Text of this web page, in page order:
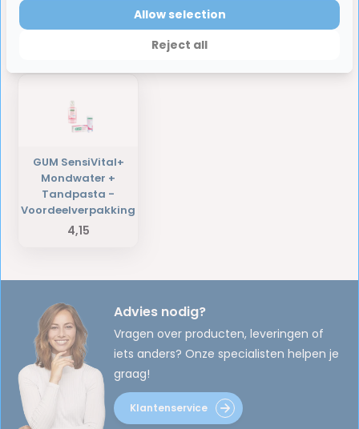
Laatst bekeken producten
GUM SensiVital+
Mondwater +
Tandpasta -
Voordeelverpakking
4,15
Advies nodig?
Vragen over producten, leveringen of
iets anders? Onze specialisten helpen je
graag!
Klantenservice
Reject all
Allow selection